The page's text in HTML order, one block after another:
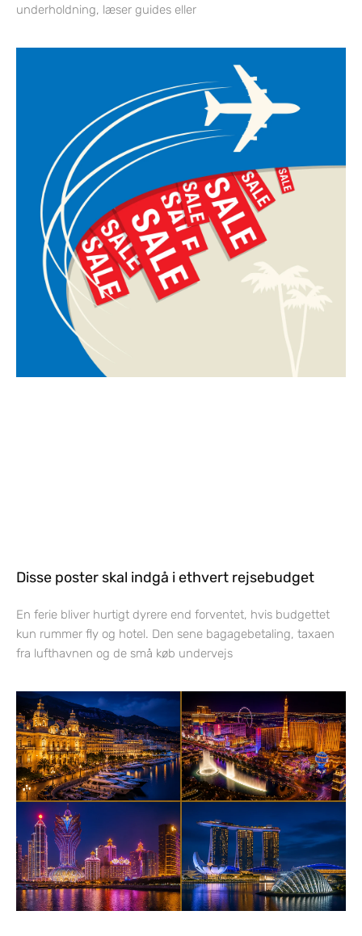
underholdning, læser guides eller
Disse poster skal indgå i ethvert rejsebudget
En ferie bliver hurtigt dyrere end forventet, hvis budgettet
kun rummer fly og hotel. Den sene bagagebetaling, taxaen
fra lufthavnen og de små køb undervejs